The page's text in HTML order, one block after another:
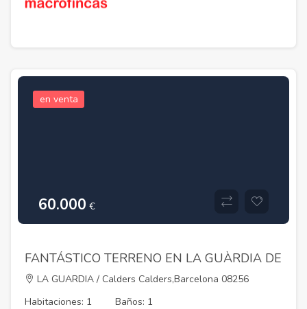
en venta
60.000 €
FANTÁSTICO TERRENO EN LA GUÀRDIA DE
CALDERS, CON PLANOS PARA EDIFICAR Y
A UN PRECIO INCREÍBLE!
LA GUARDIA / Calders Calders,Barcelona 08256
Habitaciones: 1
Baños: 1